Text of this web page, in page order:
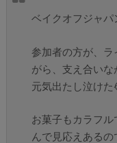
ベイクオフジャパ
参加者の方が、ラ
がら、支え合いな
元気出たし泣けた
お菓子もカラフ
んで見応えある